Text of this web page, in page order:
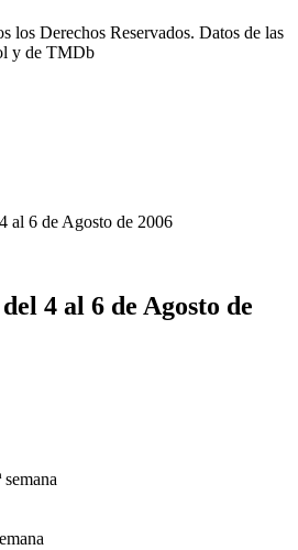
los Derechos Reservados. Datos de las
y de TMDb
al 6 de Agosto de 2006
4 al 6 de Agosto de
semana